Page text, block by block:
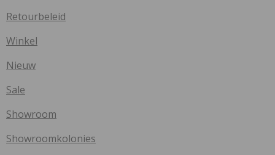
Retourbeleid
Winkel
Nieuw
Sale
Showroom
Showroomkolonies